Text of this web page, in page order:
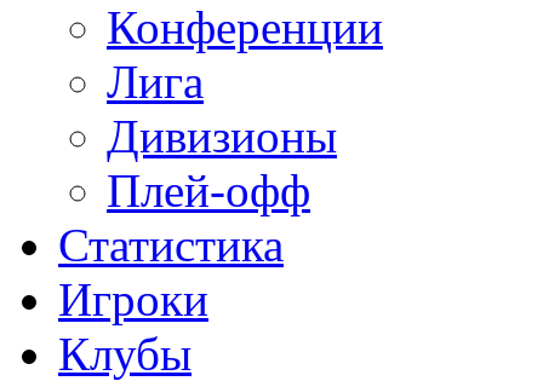
Конференции
Лига
Дивизионы
Плей-офф
Статистика
Игроки
Клубы